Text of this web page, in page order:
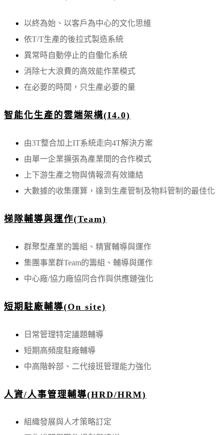
以終為始、以客戶為中心的文化思維
依T/T生產的後拉式製造系統
異常時自動停止的自働化系統
消除七大浪費的高效能作業模式
在必要的時間，只生產必要的量
智能化生產的雲端架構(I4.0)
由3T整合加上IT系統走向4T解決方案
由單一企業擴張為產業間的合作模式
上下游生產之物與情報流有效連結
大數據的收集運算，達到生產管制及物料管制的最佳化
梯隊輔導與運作(Team)
群聚型產業的籌組、精實輔導與運作
集團事業群Team的籌組、輔導與運作
中心廠/協力廠協同合作與供應鏈強化
短期駐廠輔導(On site)
日常管理特定議題輔導
短期高頻度駐廠輔導
中高階幹部、二代接班管理能力強化
人資/人事管理輔導(HRD/HRM)
組織發展與人才策略訂定